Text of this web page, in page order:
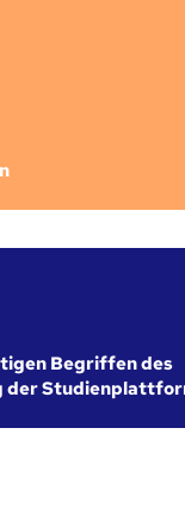
Begriffen des
der